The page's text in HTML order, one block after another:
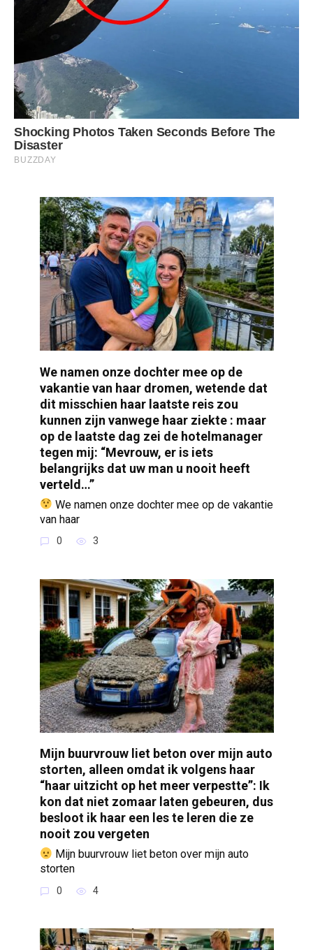
We namen onze dochter mee op de
vakantie van haar dromen, wetende dat
dit misschien haar laatste reis zou
kunnen zijn vanwege haar ziekte : maar
op de laatste dag zei de hotelmanager
tegen mij: “Mevrouw, er is iets
belangrijks dat uw man u nooit heeft
verteld…”
We namen onze dochter mee op de vakantie
van haar
0 3
Mijn buurvrouw liet beton over mijn auto
storten, alleen omdat ik volgens haar
“haar uitzicht op het meer verpestte”: Ik
kon dat niet zomaar laten gebeuren, dus
besloot ik haar een les te leren die ze
nooit zou vergeten
Mijn buurvrouw liet beton over mijn auto
storten
0 4